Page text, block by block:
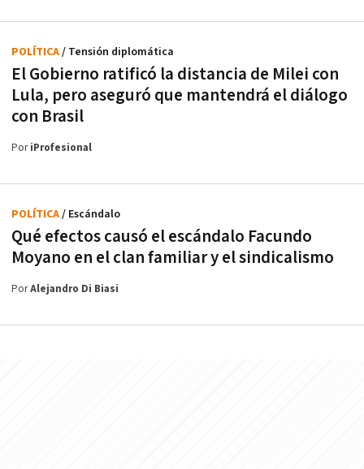
El Gobierno ratificó la distancia de Milei con
Lula, pero aseguró que mantendrá el diálogo
con Brasil
POLÍTICA/ Tensión diplomática
PoriProfesional
Qué efectos causó el escándalo Facundo
Moyano en el clan familiar y el sindicalismo
POLÍTICA/ Escándalo
PorAlejandro Di Biasi